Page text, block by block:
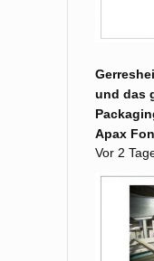
und das
Apax
Vor 2